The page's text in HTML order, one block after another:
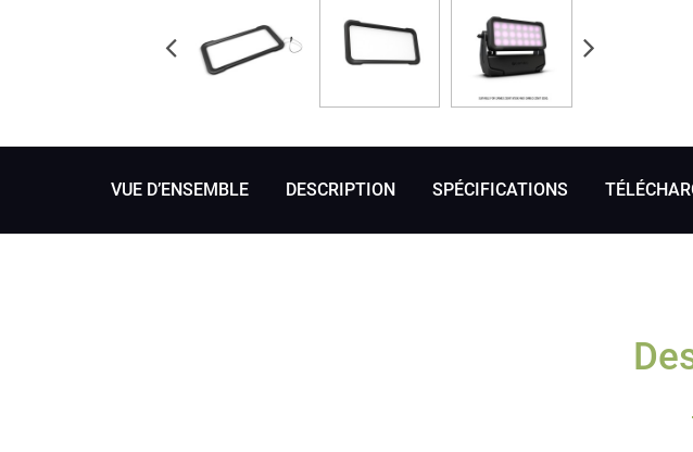
VUE D’ENSEMBLE DESCRIPTION SPÉCIFICATIONS